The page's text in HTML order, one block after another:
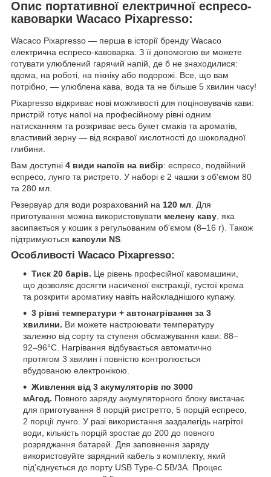
Опис портативної електричної еспресо-
кавоварки Wacaco Pixapresso:
Wacaco Pixapresso — перша в історії бренду Wacaco
електрична еспресо-кавоварка. З її допомогою ви можете
готувати улюблений гарячий напій, де б не знаходилися:
вдома, на роботі, на пікніку або подорожі. Все, що вам
потрібно, — улюблена кава, вода та не більше 5 хвилин часу!
Pixapresso відкриває нові можливості для поціновувачів кави:
пристрій готує напої на професійному рівні одним
натисканням та розкриває весь букет смаків та ароматів,
властивий зерну — від яскравої кислотності до шоколадної
глибини.
Вам доступні 4 види напоїв на вибір: еспресо, подвійний
еспресо, лунго та ристрето. У наборі є 2 чашки з об'ємом 80
та 280 мл.
Резервуар для води розрахований на 120 мл . Для
приготування можна використовувати мелену каву , яка
засипається у кошик з регульованим об'ємом (8–16 г). Також
підтримуються капсули NS
Особливості Wacaco Pixapresso:
Тиск 20 барів. Це рівень професійної кавомашини,
що дозволяє досягти насиченої екстракції, густої крема
та розкрити ароматику навіть найскладнішого купажу.
3 рівні температури + автонагрівання за 3
хвилини. Ви можете настроювати температуру
залежно від сорту та ступеня обсмажування кави: 88–
92–96°C. Нагрівання відбувається автоматично
протягом 3 хвилин і повністю контролюється
вбудованою електронікою.
Живлення від 3 акумуляторів по 3000
мАгод. Повного заряду акумуляторного блоку вистачає
для приготування 8 порцій ристретто, 5 порцій еспресо,
2 порції лунго. У разі використання заздалегідь нагрітої
води, кількість порцій зростає до 200 до повного
розряджання батарей. Для заповнення заряду
використовуйте зарядний кабель з комплекту, який
під'єднується до порту USB Type-C 5В/3А. Процес